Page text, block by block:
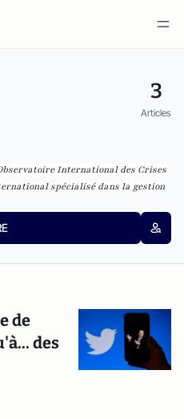
3
Articles
International des Crises
spécialisé dans la gestion
de
des